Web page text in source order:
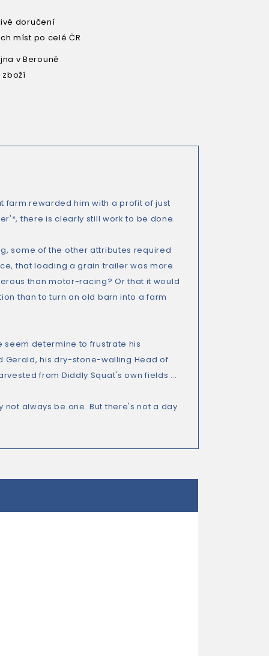
doručení
míst po celé ČR
v Berouně
zboží
farm rewarded him with a profit of just
there is clearly still work to be done.
some of the other attributes required
that loading a grain trailer was more
than motor-racing? Or that it would
than to turn an old barn into a farm
determine to frustrate his
Gerald, his dry-stone-walling Head of
from Diddly Squat's own fields ...
not always be one. But there's not a day